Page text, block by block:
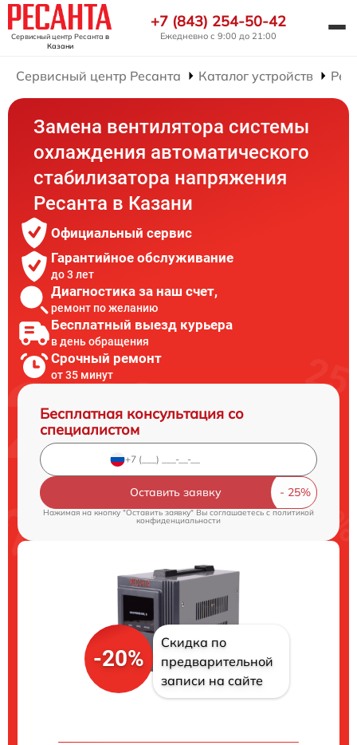
Сервисный центр Ресанта в
Казани
+7 (843) 254-50-42
Ежедневно с 9:00 до 21:00
Сервисный центр Ресанта Каталог устройств
Замена вентилятора системы
охлаждения автоматического
стабилизатора напряжения
Ресанта в Казани
Официальный сервис
Гарантийное обслуживание
до 3 лет
Диагностика за наш счет,
ремонт по желанию
Бесплатный выезд курьера
в день обращения
Срочный ремонт
от 35 минут
Бесплатная консультация со
специалистом
Оставить заявку
Нажимая на кнопку "Оставить заявку" Вы соглашаетесь cполитикой
конфиденциальности
-20%
Скидка по
предварительной
записи на сайте